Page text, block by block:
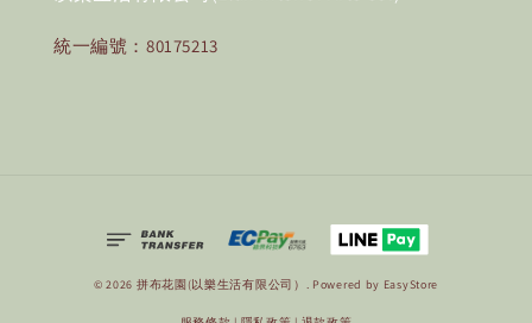
統一編號：80175213
© 2026 拼布花園(以樂生活有限公司）. Powered by EasyStore